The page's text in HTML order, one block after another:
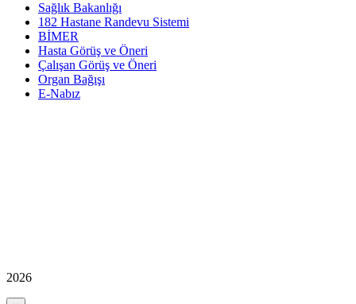
Sağlık Bakanlığı
182 Hastane Randevu Sistemi
BİMER
Hasta Görüş ve Öneri
Çalışan Görüş ve Öneri
Organ Bağışı
E-Nabız
2026